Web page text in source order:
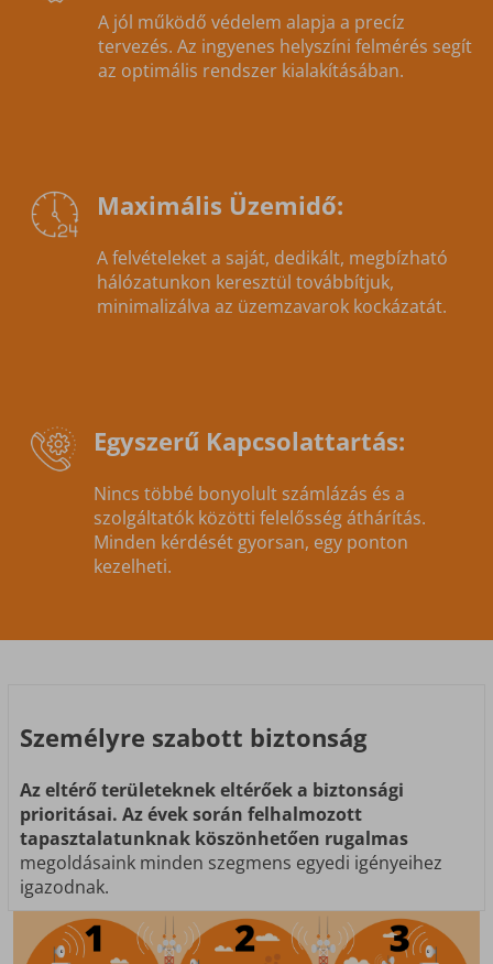
A jól működő védelem alapja a precíz
tervezés. Az ingyenes helyszíni felmérés segít
az optimális rendszer kialakításában.
Maximális Üzemidő:
A felvételeket a saját, dedikált, megbízható
hálózatunkon keresztül továbbítjuk,
minimalizálva az üzemzavarok kockázatát.
Egyszerű Kapcsolattartás:
Nincs többé bonyolult számlázás és a
szolgáltatók közötti felelősség áthárítás.
Minden kérdését gyorsan, egy ponton
kezelheti.
Személyre szabott biztonság
Az eltérő területeknek eltérőek a biztonsági
prioritásai. Az évek során felhalmozott
tapasztalatunknak köszönhetően rugalmas
megoldásaink minden szegmens egyedi igényeihez
igazodnak.